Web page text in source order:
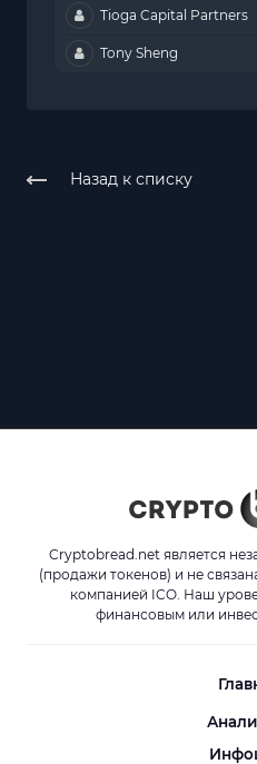
Tioga Capital Partners
Tony Sheng
Назад к списку
Cryptobread.net является
(продажи токенов) и не
компанией ICO. Наш
финансовым или